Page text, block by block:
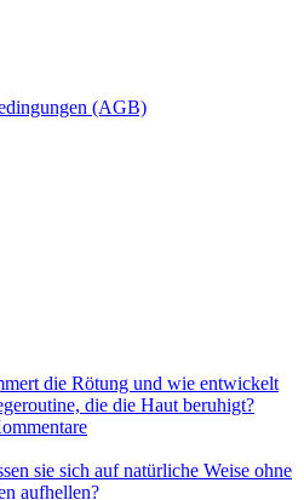
(AGB)
die Rötung und wie entwickelt
die die Haut beruhigt?
sie sich auf natürliche Weise ohne
aufhellen?